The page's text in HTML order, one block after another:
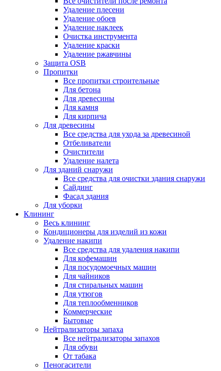
Удаление плесени
Удаление обоев
Удаление наклеек
Очистка инструмента
Удаление краски
Удаление ржавчины
Защита OSB
Пропитки
Все пропитки строительные
Для бетона
Для древесины
Для камня
Для кирпича
Для древесины
Все средства для ухода за древесиной
Отбеливатели
Очистители
Удаление налета
Для зданий снаружи
Все средства для очистки здания снаружи
Сайдинг
Фасад здания
Для уборки
Клининг
Весь клининг
Кондиционеры для изделий из кожи
Удаление накипи
Все средства для удаления накипи
Для кофемашин
Для посудомоечных машин
Для чайников
Для стиральных машин
Для утюгов
Для теплообменников
Коммерческие
Бытовые
Нейтрализаторы запаха
Все нейтрализаторы запахов
Для обуви
От табака
Пеногасители